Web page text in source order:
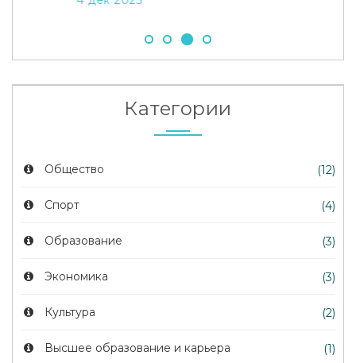
Категории
Общество (12)
Спорт (4)
Образование (3)
Экономика (3)
Культура (2)
Высшее образование и карьера (1)